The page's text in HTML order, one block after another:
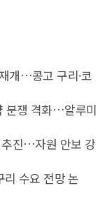
개…콩고 구리·코
분쟁 격화…알루미
추진…자원 안보 강
리 수요 전망 논